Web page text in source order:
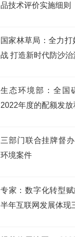
品技术评价实施细则
国家林草局：全力打
战 打造新时代防沙
生态环境部：全国
2022年度的配额发
三部门联合挂牌督
环境案件
专家：数字化转型
半年互联网发展体现